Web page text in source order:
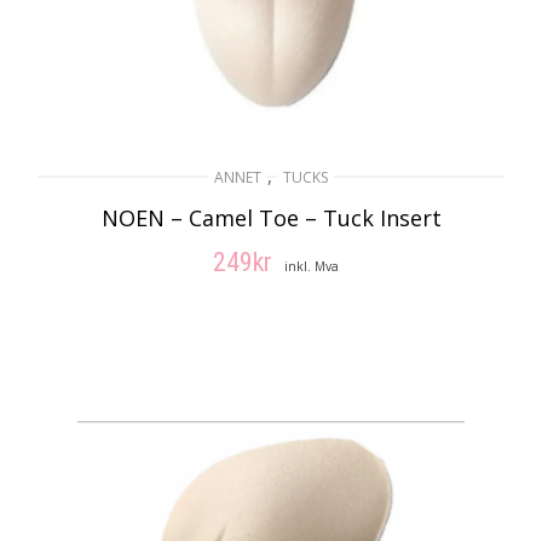
ANNET , TUCKS
NOEN – Camel Toe – Tuck Insert
249kr inkl. Mva